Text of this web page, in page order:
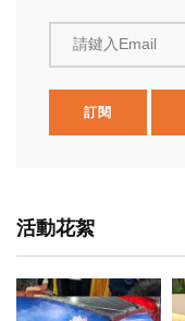
請鍵入Email
訂閱
活動花絮